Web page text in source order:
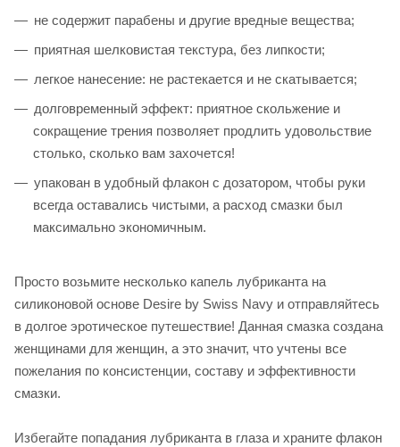
не содержит парабены и другие вредные вещества;
приятная шелковистая текстура, без липкости;
легкое нанесение: не растекается и не скатывается;
долговременный эффект: приятное скольжение и
сокращение трения позволяет продлить удовольствие
столько, сколько вам захочется!
упакован в удобный флакон с дозатором, чтобы руки
всегда оставались чистыми, а расход смазки был
максимально экономичным.
Просто возьмите несколько капель лубриканта на
силиконовой основе Desire by Swiss Navy и отправляйтесь
в долгое эротическое путешествие! Данная смазка создана
женщинами для женщин, а это значит, что учтены все
пожелания по консистенции, составу и эффективности
смазки.
Избегайте попадания лубриканта в глаза и храните флакон